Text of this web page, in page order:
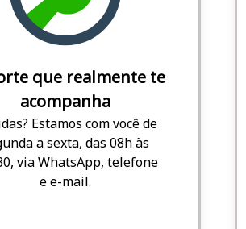
que realmente te
acompanha
Estamos com você de
a sexta, das 08h às
via WhatsApp, telefone
e e-mail.